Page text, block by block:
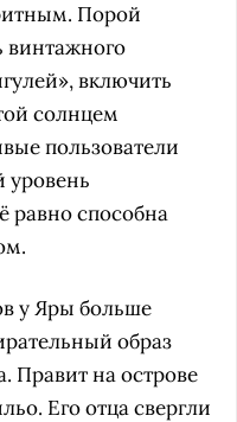
Порой
винтажного
включить
солнцем
пользователи
уровень
равно способна
у Яры больше
образ
Правит на острове
Его отца свергли